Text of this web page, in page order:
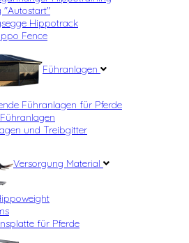
"Autostart"
Hippotrack
Fence
Führanlagen
Führanlagen für Pferde
und Treibgitter
Versorgung Material
für Pferde